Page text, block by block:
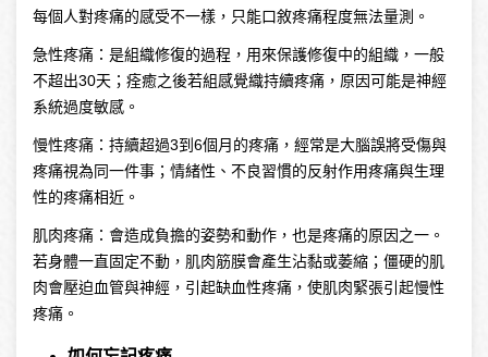
每個人對疼痛的感受不一樣，只能口敘疼痛程度無法量測。
急性疼痛：是組織修復的過程，用來保護修復中的組織，一般
不超出30天；痊癒之後若組感覺織持續疼痛，原因可能是神經
系統過度敏感。
慢性疼痛：持續超過3到6個月的疼痛，經常是大腦誤將受傷與
疼痛視為同一件事；情緒性、不良習慣的反射作用疼痛與生理
性的疼痛相近。
肌肉疼痛：會造成負擔的姿勢和動作，也是疼痛的原因之一。
若身體一直固定不動，肌肉筋膜會產生沾黏或萎縮；僵硬的肌
肉會壓迫血管與神經，引起缺血性疼痛，使肌肉緊張引起慢性
疼痛。